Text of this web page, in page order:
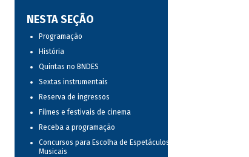
NESTA SEÇÃO
Programação
História
Quintas no BNDES
Sextas instrumentais
Reserva de ingressos
Filmes e festivais de cinema
Receba a programação
Concursos para Escolha de Espetáculos
Musicais